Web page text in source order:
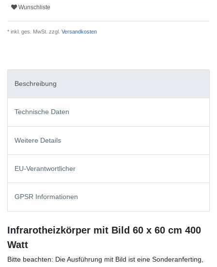
Wunschliste
* inkl. ges. MwSt. zzgl. Versandkosten
Beschreibung
Technische Daten
Weitere Details
EU-Verantwortlicher
GPSR Informationen
Infrarotheizkörper mit Bild 60 x 60 cm 400
Watt
Bitte beachten: Die Ausführung mit Bild ist eine Sonderanferting,